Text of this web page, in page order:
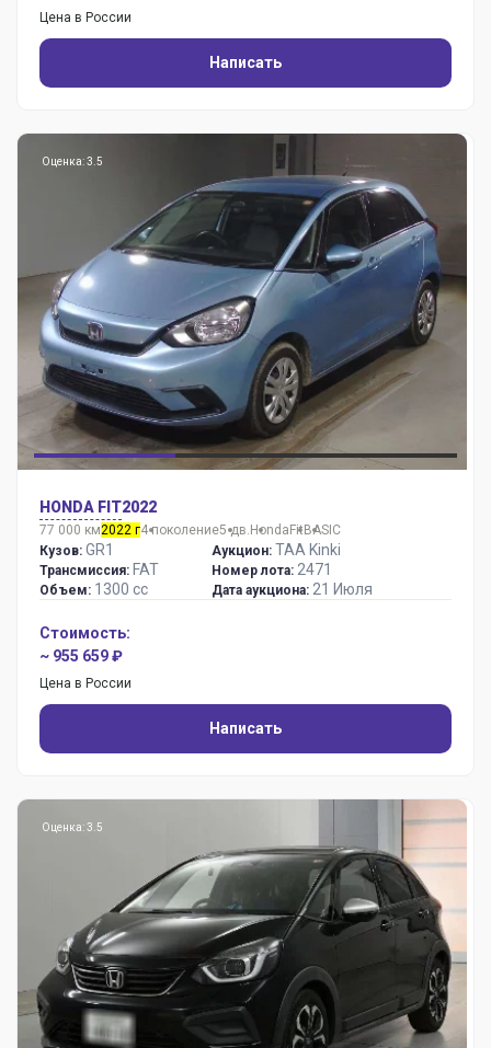
Цена в России
Написать
Оценка: 3.5
HONDA FIT2022
77 000 км2022 г4 поколение5 дв. Honda Fit BASIC
Кузов: GR1
Трансмиссия: FAT
Объем: 1300 сс
Аукцион: TAA Kinki
Номер лота: 2471
Дата аукциона: 21 Июля
Стоимость:
~ 955 659 ₽
Цена в России
Написать
Оценка: 3.5